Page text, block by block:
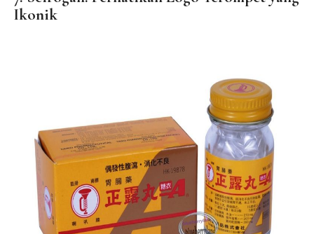
Ikonik